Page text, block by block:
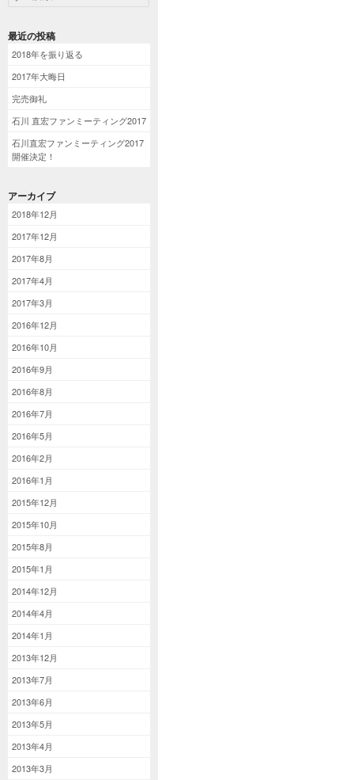
最近の投稿
2018年を振り返る
2017年大晦日
完売御礼
石川 直宏ファンミーティング2017
石川直宏ファンミーティング2017
開催決定！
アーカイブ
2018年12月
2017年12月
2017年8月
2017年4月
2017年3月
2016年12月
2016年10月
2016年9月
2016年8月
2016年7月
2016年5月
2016年2月
2016年1月
2015年12月
2015年10月
2015年8月
2015年1月
2014年12月
2014年4月
2014年1月
2013年12月
2013年7月
2013年6月
2013年5月
2013年4月
2013年3月